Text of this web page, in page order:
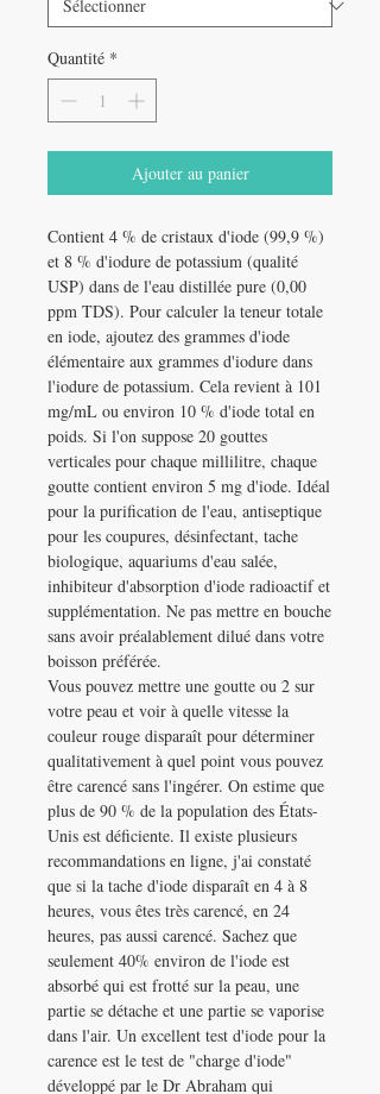
Quantité *
Ajouter au panier
Contient 4 % de cristaux d'iode (99,9 %)
et 8 % d'iodure de potassium (qualité
USP) dans de l'eau distillée pure (0,00
ppm TDS). Pour calculer la teneur totale
en iode, ajoutez des grammes d'iode
élémentaire aux grammes d'iodure dans
l'iodure de potassium. Cela revient à 101
mg/mL ou environ 10 % d'iode total en
poids. Si l'on suppose 20 gouttes
verticales pour chaque millilitre, chaque
goutte contient environ 5 mg d'iode. Idéal
pour la purification de l'eau, antiseptique
pour les coupures, désinfectant, tache
biologique, aquariums d'eau salée,
inhibiteur d'absorption d'iode radioactif et
supplémentation. Ne pas mettre en bouche
sans avoir préalablement dilué dans votre
boisson préférée.
Vous pouvez mettre une goutte ou 2 sur
votre peau et voir à quelle vitesse la
couleur rouge disparaît pour déterminer
qualitativement à quel point vous pouvez
être carencé sans l'ingérer. On estime que
plus de 90 % de la population des États-
Unis est déficiente. Il existe plusieurs
recommandations en ligne, j'ai constaté
que si la tache d'iode disparaît en 4 à 8
heures, vous êtes très carencé, en 24
heures, pas aussi carencé. Sachez que
seulement 40% environ de l'iode est
absorbé qui est frotté sur la peau, une
partie se détache et une partie se vaporise
dans l'air. Un excellent test d'iode pour la
carence est le test de "charge d'iode"
développé par le Dr Abraham qui